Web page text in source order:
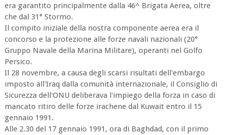
era garantito principalmente dalla 46^ Brigata Aerea, oltre
che dal 31° Stormo.
Il compito iniziale della nostra componente aerea era il
concorso e la protezione alle forze navali nazionali (20°
Gruppo Navale della Marina Militare), operanti nel Golfo
Persico.
Il 28 novembre, a causa degli scarsi risultati dell'embargo
imposto all'Iraq dalla comunità internazionale, il Consiglio di
Sicurezza dell'ONU deliberava l'impiego della forza in caso di
mancato ritiro delle forze irachene dal Kuwait entro il 15
gennaio 1991.
Alle 2.30 del 17 gennaio 1991, ora di Baghdad, con il primo